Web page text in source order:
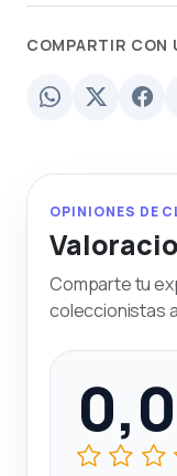
COMPARTIR CON
OPINIONES DE
Comparte tu
coleccionistas
0,0